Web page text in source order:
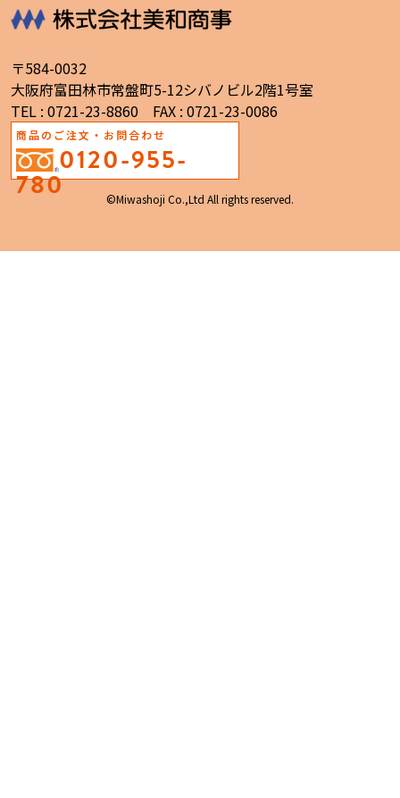
〒584-0032
大阪府富田林市常盤町5-12シバノビル2階1号室
TEL : 0721-23-8860 FAX : 0721-23-0086
商品のご注文・お問合わせ
0120-955-
780 ©Miwashoji Co.,Ltd All rights reserved.